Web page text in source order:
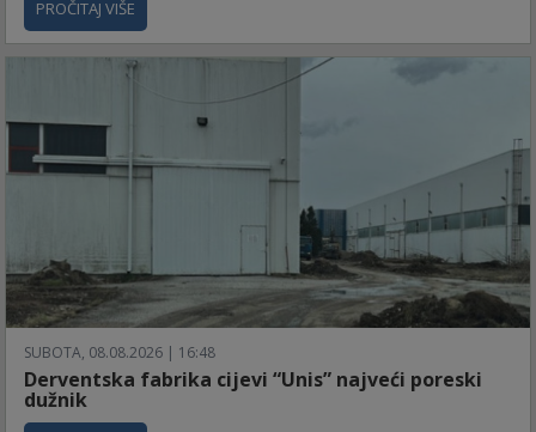
PROČITAJ VIŠE
SUBOTA, 08.08.2026 | 16:48
Derventska fabrika cijevi “Unis” najveći poreski
dužnik